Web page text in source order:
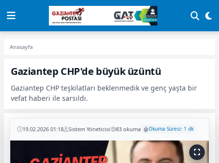
Anasayfa
Gaziantep CHP'de büyük üzüntü
Gaziantep CHP teşkilatları beklenmedik ve genç yaşta bir
vefat haberi ile sarsıldı.
19.02.2026 01:18 Sistem Yöneticisi 83 okuma Okuma Süresi: 1 dk